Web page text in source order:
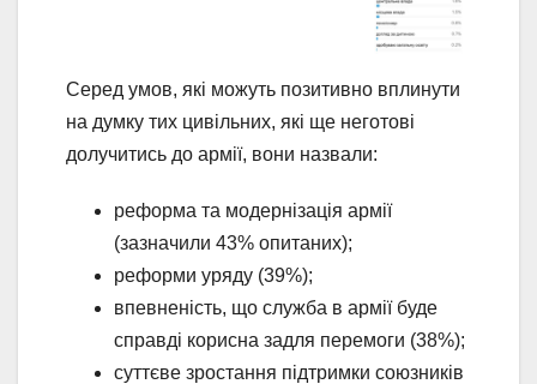
Серед умов, які можуть позитивно вплинути
на думку тих цивільних, які ще неготові
долучитись до армії, вони назвали:
реформа та модернізація армії
(зазначили 43% опитаних);
реформи уряду (39%);
впевненість, що служба в армії буде
справді корисна задля перемоги (38%);
суттєве зростання підтримки союзників